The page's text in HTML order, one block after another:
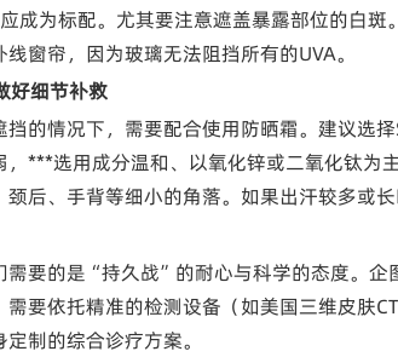
成为标配。尤其要注意遮盖暴露部位的白
窗帘，因为玻璃无法阻挡所有的UVA。
好细节补救
的情况下，需要配合使用防晒霜。建议选
***选用成分温和、以氧化锌或二氧化钛为
后、手背等细小的角落。如果出汗较多或
需要的是“持久战”的耐心与科学的态度。
需要依托精准的检测设备（如美国三维皮肤
制的综合诊疗方案。